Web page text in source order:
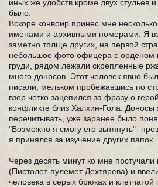
иных же удобств кроме двух стульев
было.
Вскоре конвоир принес мне
именами и архивными номерами. Я
заметно толще других, на первой
небольшое фото офицера с орденом
груди, рядом лежали скрепленные
много доносов. Этот человек явно
писали, мельком пробежавшись по
взор четко зацепился за фразу о
конфликте близ Халхин-Гола. Доносы
перечитывать, уже заранее было
"Возможно я смогу его вытянуть"-
я принялся за изучение других папок.
Через десять минут ко мне
(Пистолет-пулемет Дехтярева) и
человека в серых брюках и